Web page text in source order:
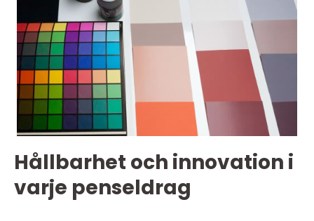
Hållbarhet och innovation i
varje penseldrag